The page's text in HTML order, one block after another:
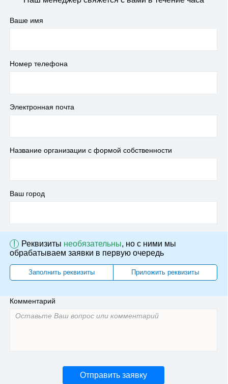
Ваше имя
Номер телефона
Электронная почта
Название организации с формой собственности
Ваш город
! Реквизиты необязательны, но с ними мы
обрабатываем заявки в первую очередь
Заполнить реквизиты Приложить реквизиты
Комментарий
Отправить заявку